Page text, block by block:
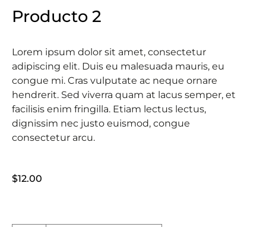
Producto 2
Lorem ipsum dolor sit amet, consectetur
adipiscing elit. Duis eu malesuada mauris, eu
congue mi. Cras vulputate ac neque ornare
hendrerit. Sed viverra quam at lacus semper, et
facilisis enim fringilla. Etiam lectus lectus,
dignissim nec justo euismod, congue
consectetur arcu.
$12.00